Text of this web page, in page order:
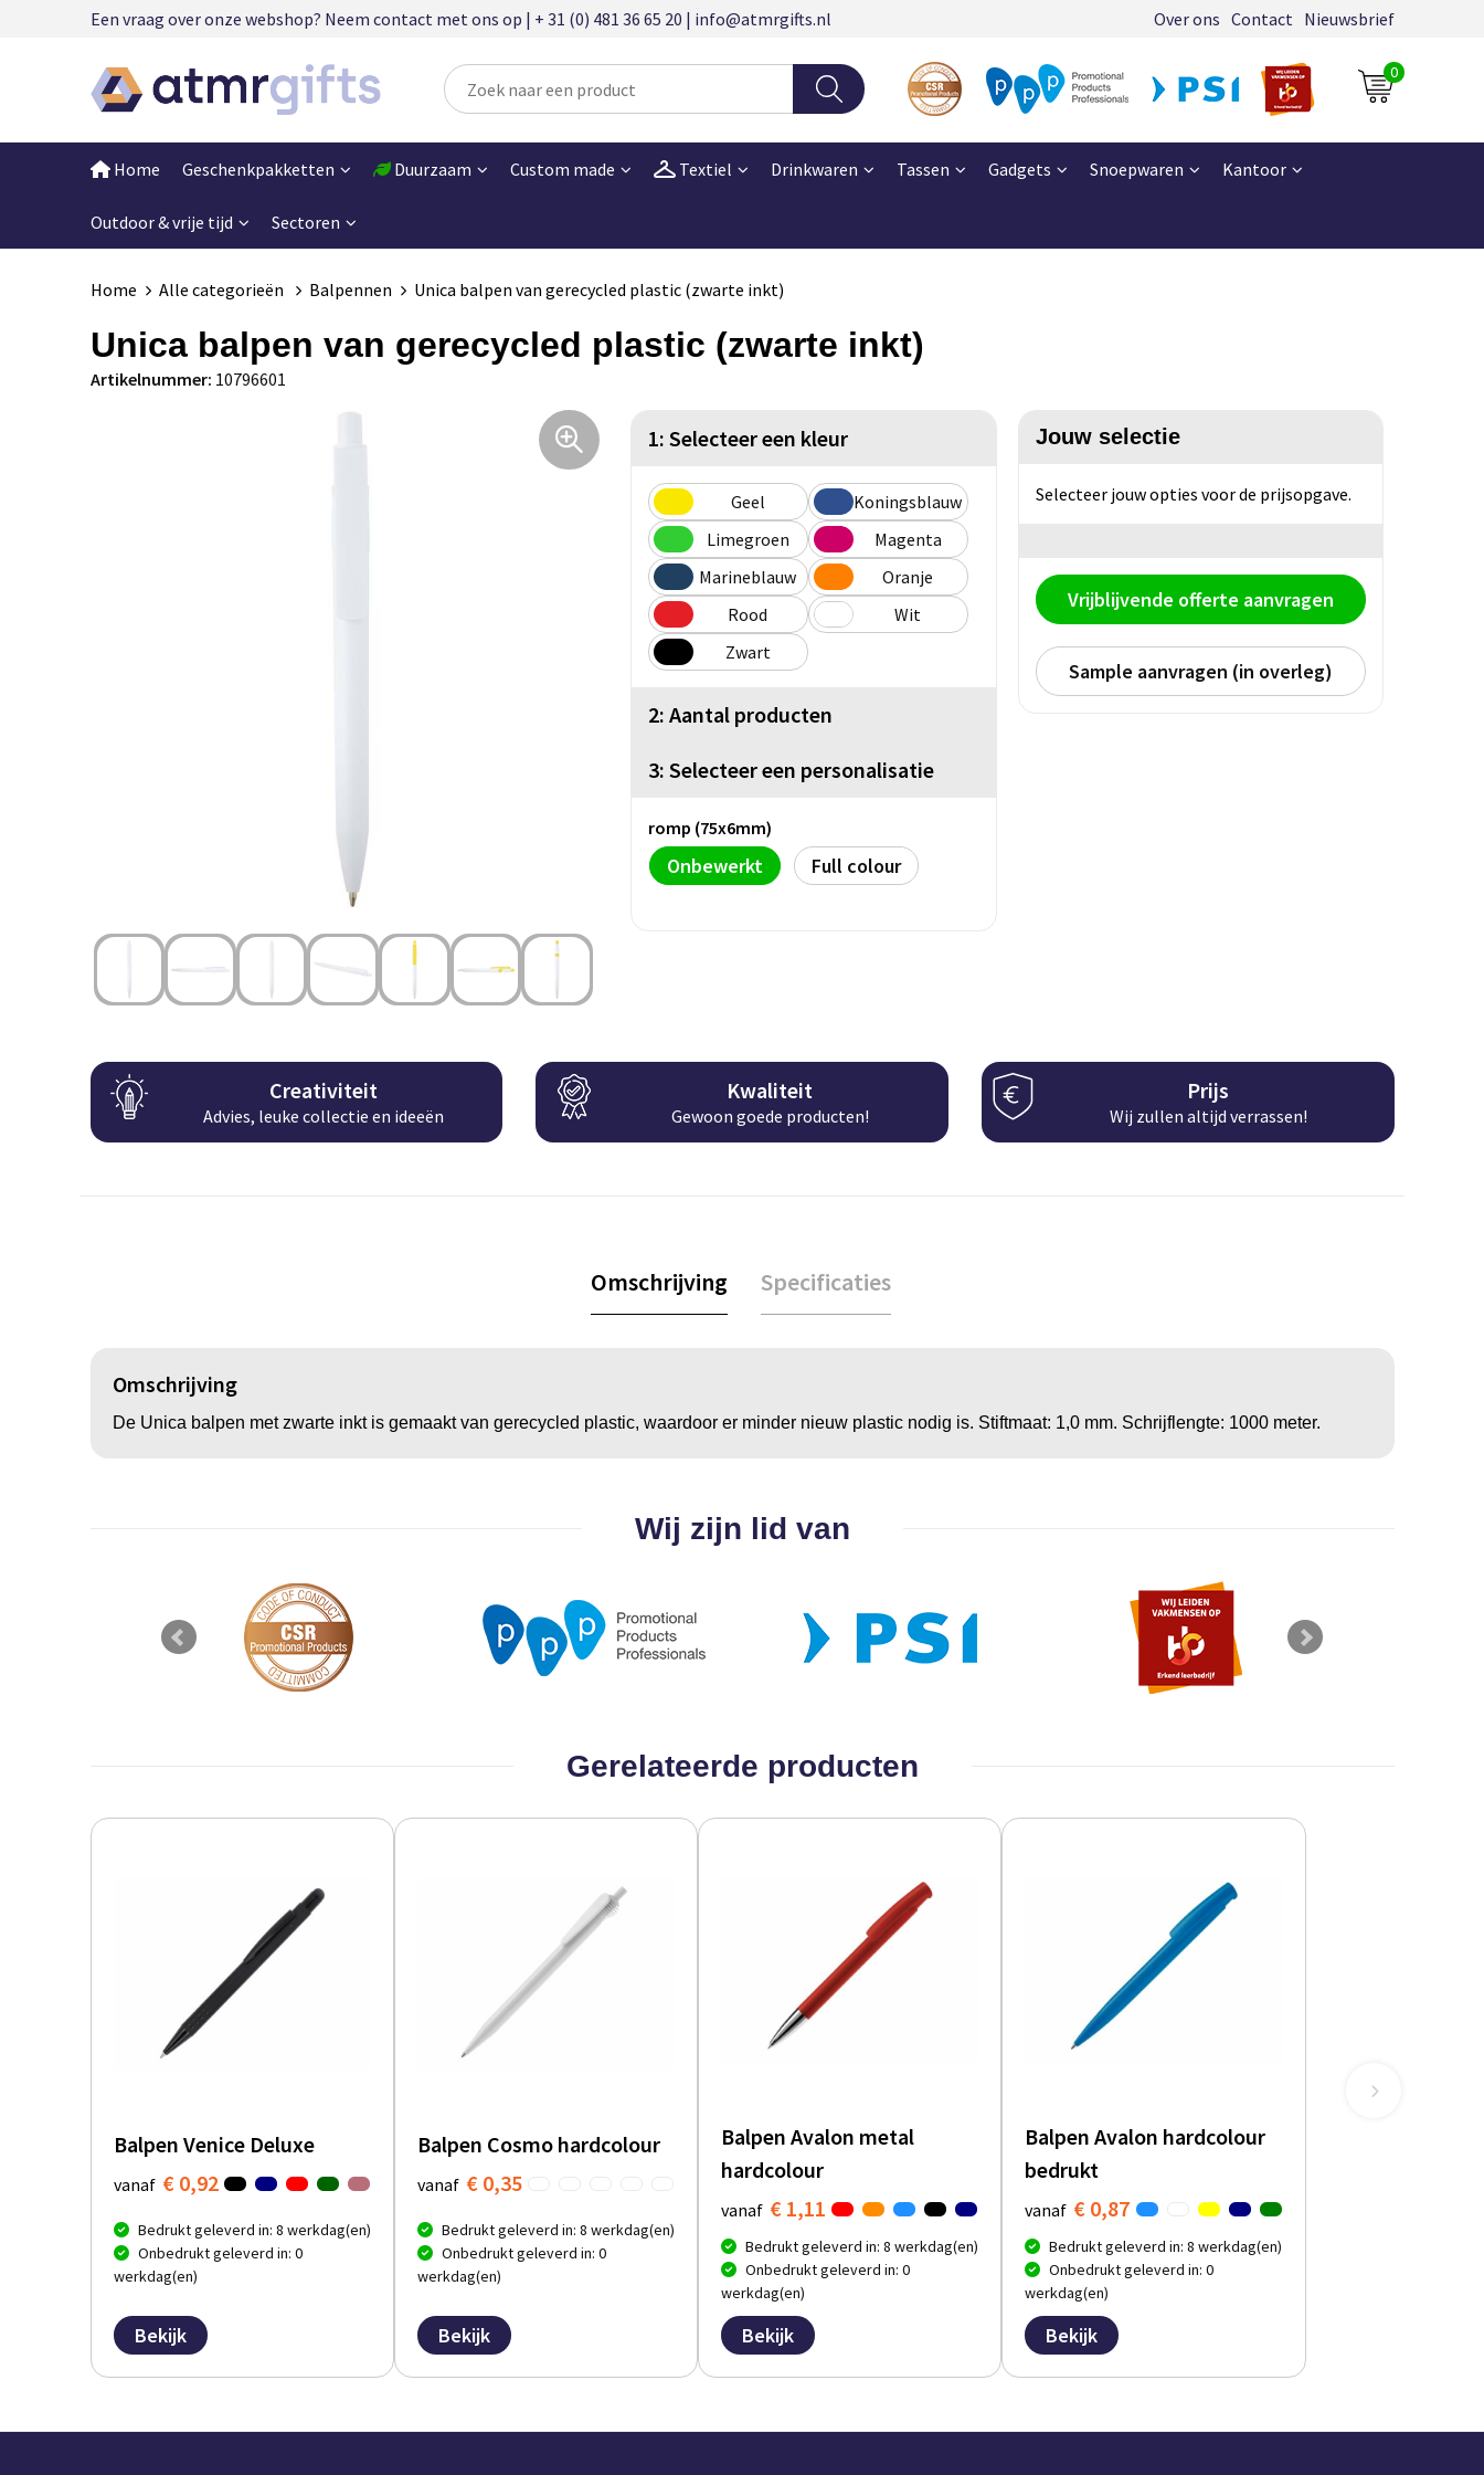
Een vraag over onze webshop? Neem contact met ons op | + 31 (0) 481 36 65 20 | info@atmrgifts.nl Over ons Contact Nieuwsbrief
0
Home Geschenkpakketten Duurzaam Custom made Textiel Drinkwaren Tassen Gadgets Snoepwaren Kantoor
Outdoor & vrije tijd Sectoren
Home Alle categorieën Balpennen Unica balpen van gerecycled plastic (zwarte inkt)
Unica balpen van gerecycled plastic (zwarte inkt)
Artikelnummer: 10796601
1: Selecteer een kleur
Geel
Koningsblauw
Limegroen
Magenta
Marineblauw
Oranje
Rood
Wit
Zwart
2: Aantal producten
3: Selecteer een personalisatie
romp (75x6mm)
Onbewerkt Full colour
Jouw selectie
Selecteer jouw opties voor de prijsopgave.
Vrijblijvende offerte aanvragen
Sample aanvragen (in overleg)
Creativiteit
Advies, leuke collectie en ideeën
Kwaliteit
Gewoon goede producten!
Prijs
Wij zullen altijd verrassen!
Omschrijving Specificaties
Omschrijving
De Unica balpen met zwarte inkt is gemaakt van gerecycled plastic, waardoor er minder nieuw plastic nodig is. Stiftmaat: 1,0 mm. Schrijflengte: 1000 meter.
Wij zijn lid van
Gerelateerde producten
Balpen Venice Deluxe
vanaf € 0,92
Bedrukt geleverd in: 8 werkdag(en)
Onbedrukt geleverd in: 0
werkdag(en)
Bekijk
Balpen Cosmo hardcolour
vanaf € 0,35
Bedrukt geleverd in: 8 werkdag(en)
Onbedrukt geleverd in: 0
werkdag(en)
Bekijk
Balpen Avalon metal
hardcolour
vanaf € 1,11
Bedrukt geleverd in: 8 werkdag(en)
Onbedrukt geleverd in: 0
werkdag(en)
Bekijk
Balpen Avalon hardcolour
bedrukt
vanaf € 0,87
Bedrukt geleverd in: 8 werkdag(en)
Onbedrukt geleverd in: 0
werkdag(en)
Bekijk